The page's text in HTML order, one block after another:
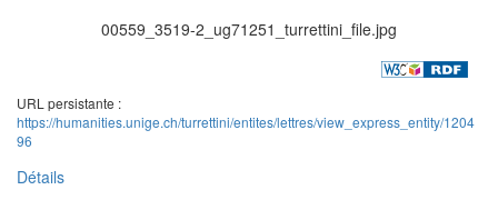
00559_3519-2_ug71251_turrettini_file.jpg
URL persistante :
https://humanities.unige.ch/turrettini/entites/lettres/view_express_entity/1204
96
Détails